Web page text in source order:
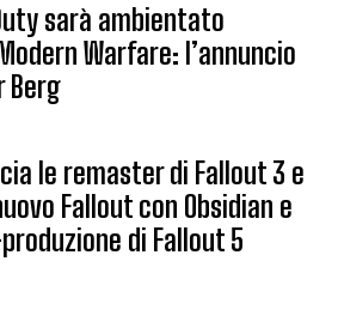
sarà ambientato
Warfare: l’annuncio
Berg
le remaster di Fallout 3 e
Fallout con Obsidian e
di Fallout 5